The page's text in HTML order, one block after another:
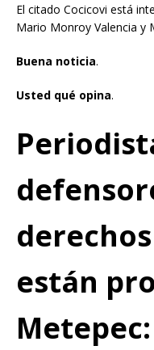
El citado Cocicovi está
Mario Monroy Valencia y
Buena noticia.
Usted qué opina.
están